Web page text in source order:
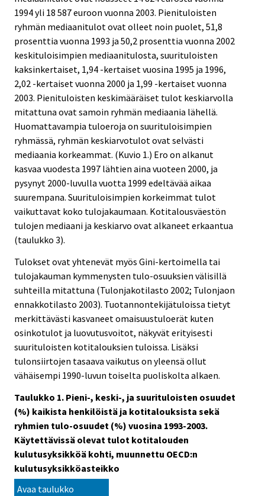
1994 yli 18 587 euroon vuonna 2003. Pienituloisten
ryhmän mediaanitulot ovat olleet noin puolet, 51,8
prosenttia vuonna 1993 ja 50,2 prosenttia vuonna 2002
keskituloisimpien mediaanitulosta, suurituloisten
kaksinkertaiset, 1,94 -kertaiset vuosina 1995 ja 1996,
2,02 -kertaiset vuonna 2000 ja 1,99 -kertaiset vuonna
2003. Pienituloisten keskimääräiset tulot keskiarvolla
mitattuna ovat samoin ryhmän mediaania lähellä.
Huomattavampia tuloeroja on suurituloisimpien
ryhmässä, ryhmän keskiarvotulot ovat selvästi
mediaania korkeammat. (Kuvio 1.) Ero on alkanut
kasvaa vuodesta 1997 lähtien aina vuoteen 2000, ja
pysynyt 2000-luvulla vuotta 1999 edeltävää aikaa
suurempana. Suurituloisimpien korkeimmat tulot
vaikuttavat koko tulojakaumaan. Kotitalousväestön
tulojen mediaani ja keskiarvo ovat alkaneet erkaantua
(taulukko 3).
Tulokset ovat yhtenevät myös Gini-kertoimella tai
tulojakauman kymmenysten tulo-osuuksien välisillä
suhteilla mitattuna (Tulonjakotilasto 2002; Tulonjaon
ennakkotilasto 2003). Tuotannontekijätuloissa tietyt
merkittävästi kasvaneet omaisuustuloerät kuten
osinkotulot ja luovutusvoitot, näkyvät erityisesti
suurituloisten kotitalouksien tuloissa. Lisäksi
tulonsiirtojen tasaava vaikutus on yleensä ollut
vähäisempi 1990-luvun toiselta puoliskolta alkaen.
Taulukko 1. Pieni-, keski-, ja suurituloisten osuudet
(%) kaikista henkilöistä ja kotitalouksista sekä
ryhmien tulo-osuudet (%) vuosina 1993-2003.
Käytettävissä olevat tulot kotitalouden
kulutusyksikköä kohti, muunnettu OECD:n
kulutusyksikköasteikko
Avaa taulukko